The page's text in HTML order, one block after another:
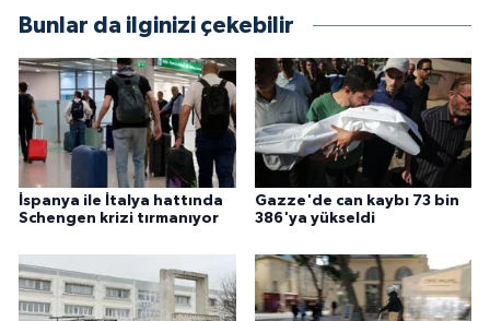
Bunlar da ilginizi çekebilir
İspanya ile İtalya hattında
Schengen krizi tırmanıyor
Gazze'de can kaybı 73 bin
386'ya yükseldi